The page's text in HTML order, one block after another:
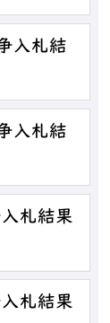
入札結
入札結
札結果
札結果